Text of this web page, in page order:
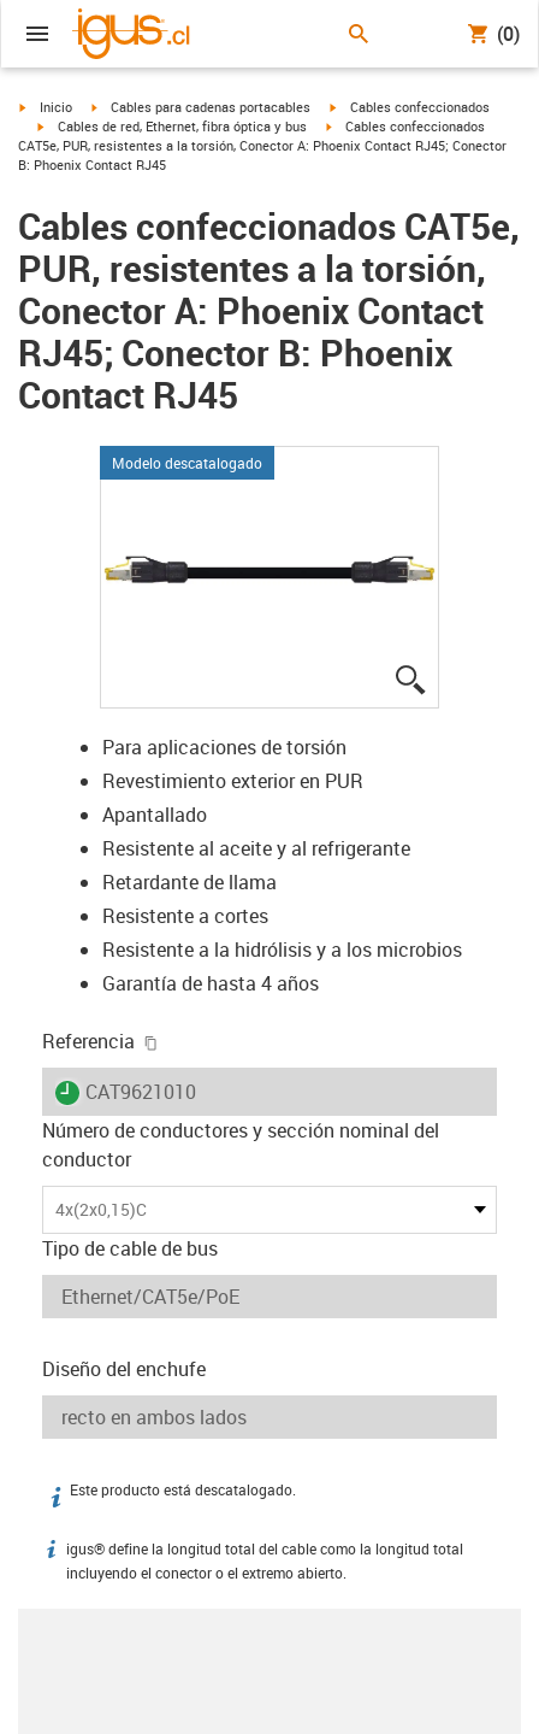
(0)
igus-icon-arrow-right
Inicio igus-icon-arrow-right
Cables para cadenas portacables igus-icon-arrow-right
Cables confeccionados
igus-icon-arrow-right
Cables de red, Ethernet, fibra óptica y bus igus-icon-arrow-right
Cables confeccionados
CAT5e, PUR, resistentes a la torsión, Conector A: Phoenix Contact RJ45; Conector
B: Phoenix Contact RJ45
Cables confeccionados CAT5e,
PUR, resistentes a la torsión,
Conector A: Phoenix Contact
RJ45; Conector B: Phoenix
Contact RJ45
Modelo descatalogado
Para aplicaciones de torsión
Revestimiento exterior en PUR
Apantallado
Resistente al aceite y al refrigerante
Retardante de llama
Resistente a cortes
Resistente a la hidrólisis y a los microbios
Garantía de hasta 4 años
Referencia
igus-icon-lieferzeit
CAT9621010
Número de conductores y sección nominal del
conductor
4x(2x0,15)C
Tipo de cable de bus
Diseño del enchufe
igus-icon-info
Este producto está descatalogado.
igus-icon-info
igus® define la longitud total del cable como la longitud total
incluyendo el conector o el extremo abierto.